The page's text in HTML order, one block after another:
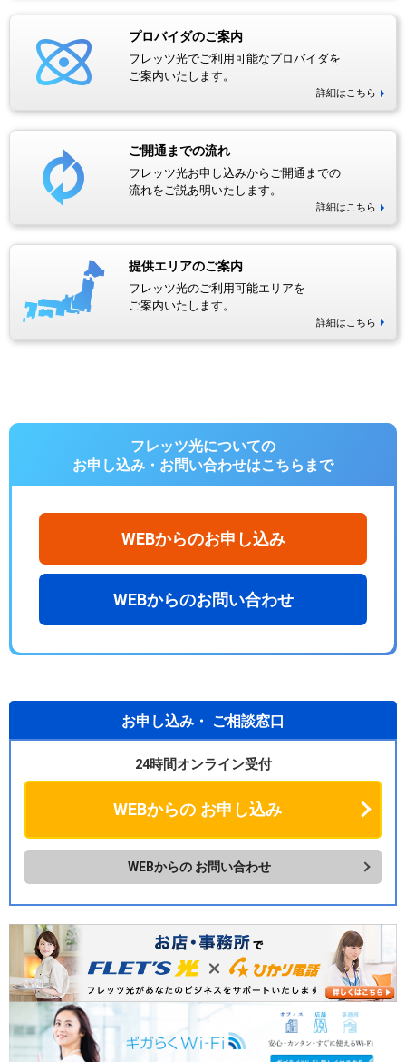
プロバイダのご案内
フレッツ光でご利用可能なプロバイダを
ご案内いたします。
詳細はこちら
ご開通までの流れ
フレッツ光お申し込みからご開通までの
流れをご説あ明いたします。
詳細はこちら
提供エリアのご案内
フレッツ光のご利用可能エリアを
ご案内いたします。
詳細はこちら
フレッツ光についての
お申し込み・お問い合わせはこちらまで
WEBからのお申し込み
WEBからのお問い合わせ
お申し込み・ ご相談窓口
24時間オンライン受付
WEBからのお申し込み
WEBからの お問い合わせ